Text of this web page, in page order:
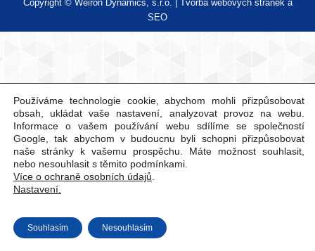
Copyright © Weiron Dynamics, s.r.o. | Tvorba webových stráneka
SEO
Používáme technologie cookie, abychom mohli přizpůsobovat
obsah, ukládat vaše nastavení, analyzovat provoz na webu.
Informace o vašem používání webu sdílíme se společností
Google, tak abychom v budoucnu byli schopni přizpůsobovat
naše stránky k vašemu prospěchu. Máte možnost souhlasit,
nebo nesouhlasit s těmito podmínkami.
Více o ochraně osobních údajů
Nastavení.
Souhlasím Nesouhlasím